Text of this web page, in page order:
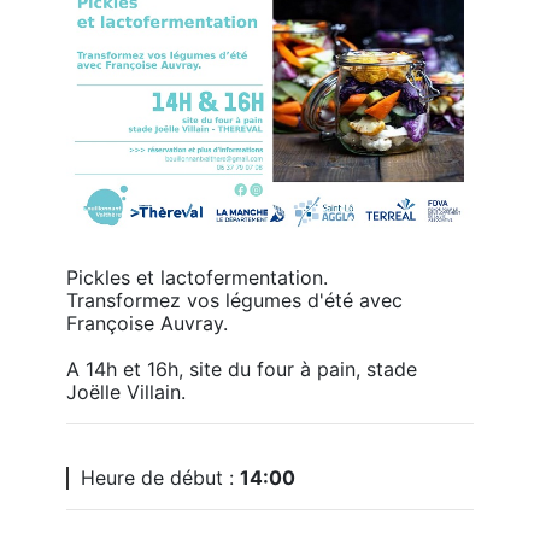
Pickles et lactofermentation.
Transformez vos légumes d'été avec
Françoise Auvray.
A 14h et 16h, site du four à pain, stade
Joëlle Villain.
Heure de début : 14:00